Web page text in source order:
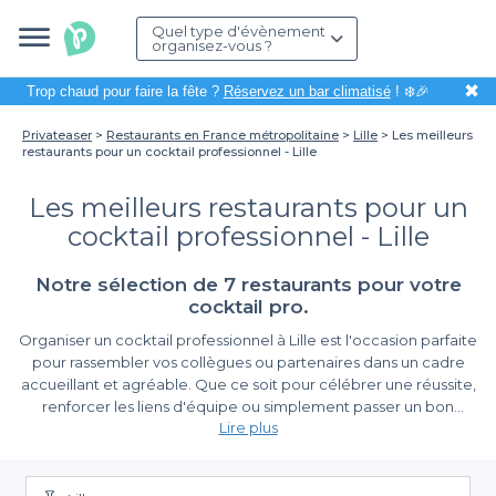
Quel type d'évènement
organisez-vous ?
Trop chaud pour faire la fête ? Réservez un bar climatisé! ❄️🎉 ✖
Privateaser Restaurants en France métropolitaine Lille
Les meilleurs
restaurants pour un cocktail professionnel - Lille
Les meilleurs restaurants pour un
cocktail professionnel - Lille
Notre sélection de 7 restaurants pour votre
cocktail pro.
Organiser un cocktail professionnel à Lille est l'occasion parfaite
pour rassembler vos collègues ou partenaires dans un cadre
accueillant et agréable. Que ce soit pour célébrer une réussite,
renforcer les liens d'équipe ou simplement passer un bon
moment, il est essentiel de choisir le bon restaurant. À Lille, la
satisfaire toutes vos attentes.
L'expérience Privateaser : simplicité et diversité
Lire plus